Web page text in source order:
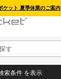
ケット 夏季休業のご案内
索条件 を表示